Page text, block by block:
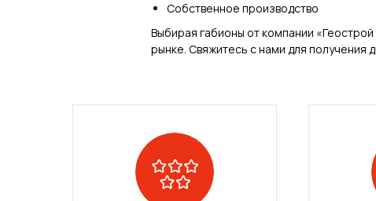
Собственное производство
Выбирая габионы от компании
рынке. Свяжитесь с нами для получения